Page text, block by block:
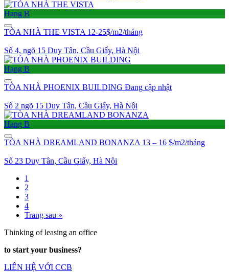
Hạng B
TÒA NHÀ THE VISTA 12-25$/m2/tháng
Số 4, ngõ 15 Duy Tân, Cầu Giấy, Hà Nội
Hạng B
TÒA NHÀ PHOENIX BUILDING Đang cập nhật
Số 2 ngõ 15 Duy Tân, Cầu Giấy, Hà Nội
Hạng B
TÒA NHÀ DREAMLAND BONANZA 13 – 16 $/m2/tháng
Số 23 Duy Tân, Cầu Giấy, Hà Nội
1
2
3
4
Trang sau »
Thinking of leasing an office
to start your business?
LIÊN HỆ VỚI CCB